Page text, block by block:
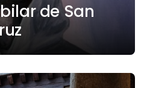
de San